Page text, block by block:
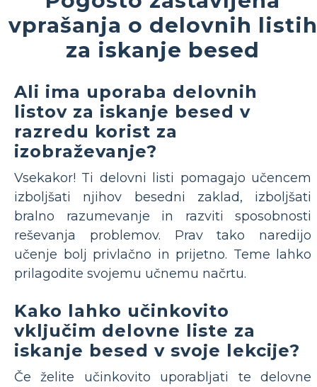
vprašanja o delovnih listih
za iskanje besed
Ali ima uporaba delovnih
listov za iskanje besed v
razredu korist za
izobraževanje?
Vsekakor! Ti delovni listi pomagajo učencem
izboljšati njihov besedni zaklad, izboljšati
bralno razumevanje in razviti sposobnosti
reševanja problemov. Prav tako naredijo
učenje bolj privlačno in prijetno. Teme lahko
prilagodite svojemu učnemu načrtu.
Kako lahko učinkovito
vključim delovne liste za
iskanje besed v svoje lekcije?
Če želite učinkovito uporabljati te delovne